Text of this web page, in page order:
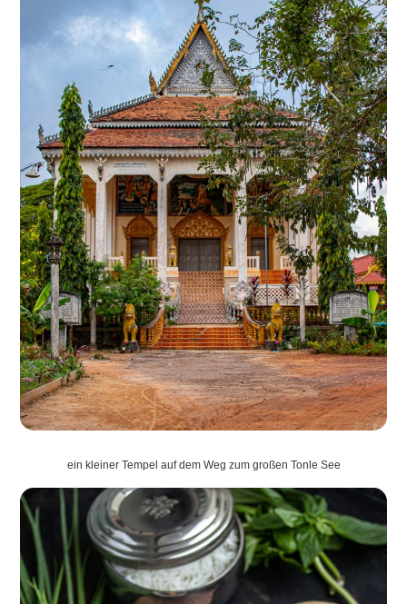
ein kleiner Tempel auf dem Weg zum großen Tonle See